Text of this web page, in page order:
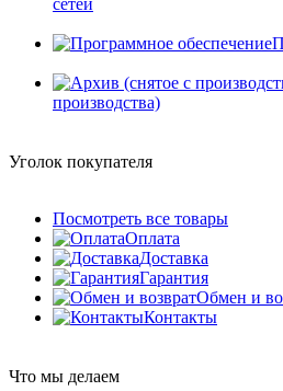
сетей
производства)
Уголок покупателя
Посмотреть все товары
Оплата
Доставка
Гарантия
Обмен и
Контакты
Что мы делаем